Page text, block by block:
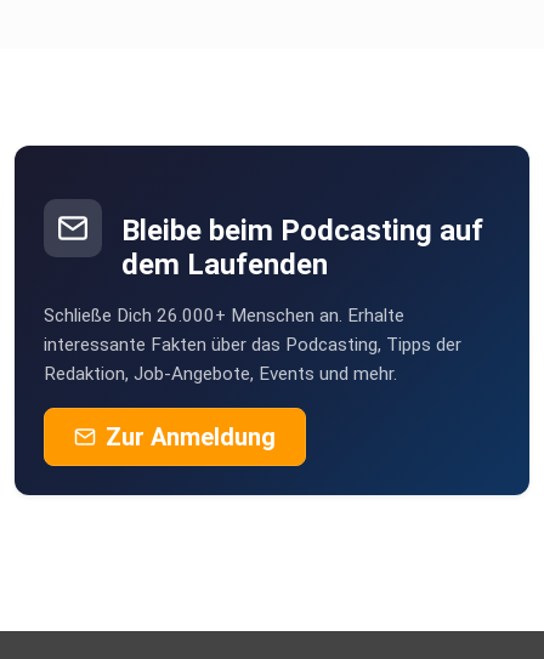
Bleibe beim Podcasting auf
dem Laufenden
Schließe Dich 26.000+ Menschen an. Erhalte
interessante Fakten über das Podcasting, Tipps der
Redaktion, Job-Angebote, Events und mehr.
Zur Anmeldung